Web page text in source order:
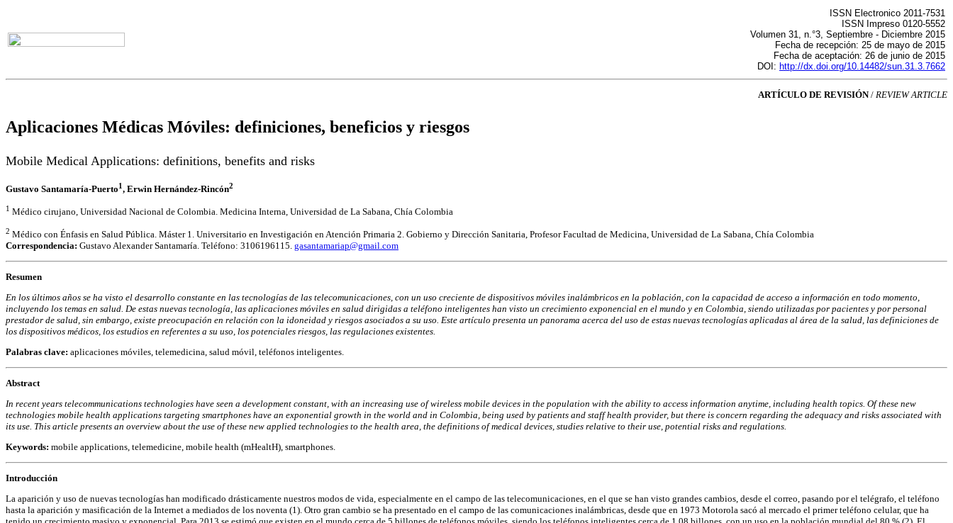
ISSN Electronico 2011-7531
ISSN Impreso 0120-5552
Volumen 31, n.°3, Septiembre - Diciembre 2015
Fecha de recepción: 25 de mayo de 2015
Fecha de aceptación: 26 de junio de 2015
DOI: http://dx.doi.org/10.14482/sun.31.3.7662
ARTÍCULO DE REVISIÓN/ REVIEW ARTICLE
Aplicaciones Médicas Móviles: definiciones, beneficios y riesgos
Mobile Medical Applications: definitions, benefits and risks
Gustavo Santamaría-Puerto1, Erwin Hernández-Rincón2
1 Médico cirujano, Universidad Nacional de Colombia. Medicina Interna, Universidad de La Sabana, Chía Colombia
2 Médico con Énfasis en Salud Pública. Máster 1. Universitario en Investigación en Atención Primaria 2. Gobierno y Dirección Sanitaria, Profesor Facultad de Medicina, Universidad de La Sabana, Chía Colombia
Correspondencia: Gustavo Alexander Santamaría. Teléfono: 3106196115. gasantamariap@gmail.com
Resumen
En los últimos años se ha visto el desarrollo constante en las tecnologías de las telecomunicaciones, con un uso creciente de dispositivos móviles inalámbricos en la población, con la capacidad de acceso a información en todo momento,
incluyendo los temas en salud. De estas nuevas tecnología, las aplicaciones móviles en salud dirigidas a teléfono inteligentes han visto un crecimiento exponencial en el mundo y en Colombia, siendo utilizadas por pacientes y por personal
prestador de salud, sin embargo, existe preocupación en relación con la idoneidad y riesgos asociados a su uso. Este artículo presenta un panorama acerca del uso de estas nuevas tecnologías aplicadas al área de la salud, las definiciones de
los dispositivos médicos, los estudios en referentes a su uso, los potenciales riesgos, las regulaciones existentes.
Palabras clave: aplicaciones móviles, telemedicina, salud móvil, teléfonos inteligentes.
Abstract
In recent years telecommunications technologies have seen a development constant, with an increasing use of wireless mobile devices in the population with the ability to access information anytime, including health topics. Of these new
technologies mobile health applications targeting smartphones have an exponential growth in the world and in Colombia, being used by patients and staff health provider, but there is concern regarding the adequacy and risks associated with
its use. This article presents an overview about the use of these new applied technologies to the health area, the definitions of medical devices, studies relative to their use, potential risks and regulations.
Keywords: mobile applications, telemedicine, mobile health (mHealtH), smartphones.
Introducción
La aparición y uso de nuevas tecnologías han modificado drásticamente nuestros modos de vida, especialmente en el campo de las telecomunicaciones, en el que se han visto grandes cambios, desde el correo, pasando por el telégrafo, el teléfono
hasta la aparición y masificación de la Internet a mediados de los noventa (1). Otro gran cambio se ha presentado en el campo de las comunicaciones inalámbricas, desde que en 1973 Motorola sacó al mercado el primer teléfono celular, que ha